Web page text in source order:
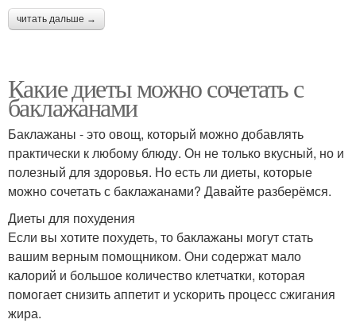
читать дальше →
Какие диеты можно сочетать с
баклажанами
Баклажаны - это овощ, который можно добавлять
практически к любому блюду. Он не только вкусный, но и
полезный для здоровья. Но есть ли диеты, которые
можно сочетать с баклажанами? Давайте разберёмся.
Диеты для похудения
Если вы хотите похудеть, то баклажаны могут стать
вашим верным помощником. Они содержат мало
калорий и большое количество клетчатки, которая
помогает снизить аппетит и ускорить процесс сжигания
жира.